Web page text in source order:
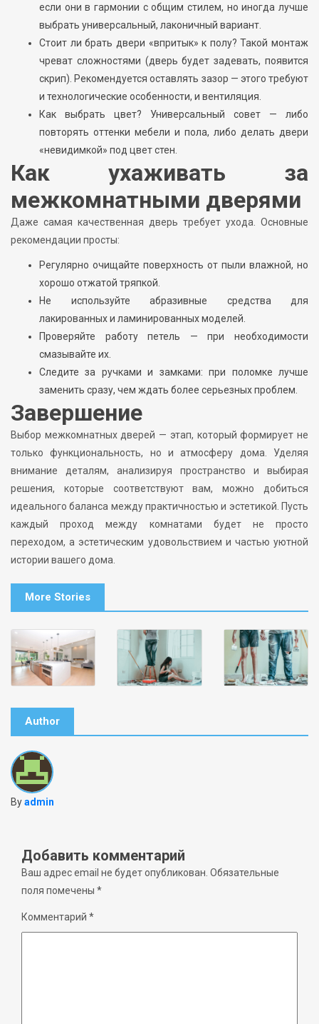
если они в гармонии с общим стилем, но иногда лучше
выбрать универсальный, лаконичный вариант.
Стоит ли брать двери «впритык» к полу? Такой монтаж
чреват сложностями (дверь будет задевать, появится
скрип). Рекомендуется оставлять зазор — этого требуют
и технологические особенности, и вентиляция.
Как выбрать цвет? Универсальный совет — либо
повторять оттенки мебели и пола, либо делать двери
«невидимкой» под цвет стен.
Как ухаживать за
межкомнатными дверями
Даже самая качественная дверь требует ухода. Основные
рекомендации просты:
Регулярно очищайте поверхность от пыли влажной, но
хорошо отжатой тряпкой.
Не используйте абразивные средства для
лакированных и ламинированных моделей.
Проверяйте работу петель — при необходимости
смазывайте их.
Следите за ручками и замками: при поломке лучше
заменить сразу, чем ждать более серьезных проблем.
Завершение
Выбор межкомнатных дверей — этап, который формирует не
только функциональность, но и атмосферу дома. Уделяя
внимание деталям, анализируя пространство и выбирая
решения, которые соответствуют вам, можно добиться
идеального баланса между практичностью и эстетикой. Пусть
каждый проход между комнатами будет не просто
переходом, а эстетическим удовольствием и частью уютной
истории вашего дома.
More Stories
Author
Byadmin
Добавить комментарий
Ваш адрес email не будет опубликован. Обязательные
поля помечены *
Комментарий *